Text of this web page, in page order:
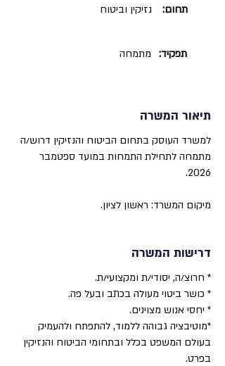
נזיקין וביטוח תחום:
מתמחה תפקיד:
תיאור המשרה
למשרד העוסק בתחום הביטוח והנזיקין דרוש/ה
מתמחה לתחילת התמחות במועד ספטמבר
2026.
מיקום המשרד: ראשון לציון.
דרישות המשרה
* חרוצ/ה, יסודי/ת ומקצועי/ת.
* כושר ביטוי מעולה בכתב ובעל פה.
* יחסי אנוש מצוינים.
*מוטיבציה גבוהה ללמוד, להתפתח ולהעמיק
בעולם המשפט בכלל ובתחומי הביטוח והנזיקין
בפרט.